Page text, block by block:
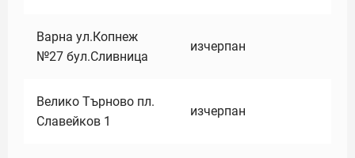
Варна ул.Копнеж
№27 бул.Сливница
изчерпан
Велико Търново пл.
Славейков 1
изчерпан